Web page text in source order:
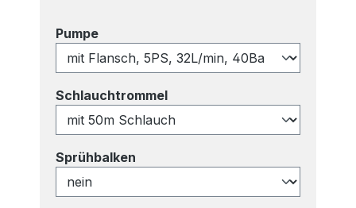
Pumpeauswählen
Schlauchtrommelauswählen
Sprühbalken